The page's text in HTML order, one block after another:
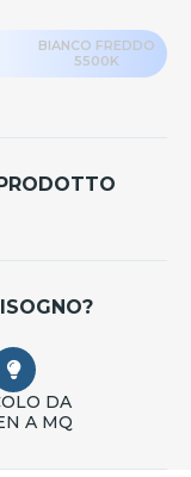
BIANCO FREDDO
5500K
DA
A MQ